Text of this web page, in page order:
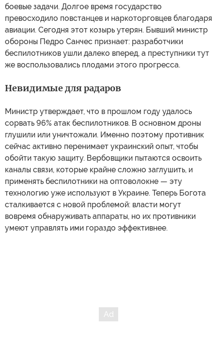
боевые задачи. Долгое время государство
превосходило повстанцев и наркоторговцев благодаря
авиации. Сегодня этот козырь утерян. Бывший министр
обороны Педро Санчес признает: разработчики
беспилотников ушли далеко вперед, а преступники тут
же воспользовались плодами этого прогресса.
Невидимые для радаров
Министр утверждает, что в прошлом году удалось
сорвать 96% атак беспилотников. В основном дроны
глушили или уничтожали. Именно поэтому противник
сейчас активно перенимает украинский опыт, чтобы
обойти такую защиту. Вербовщики пытаются освоить
каналы связи, которые крайне сложно заглушить, и
применять беспилотники на оптоволокне — эту
технологию уже используют в Украине. Теперь Богота
сталкивается с новой проблемой: власти могут
вовремя обнаруживать аппараты, но их противники
умеют управлять ими гораздо эффективнее.